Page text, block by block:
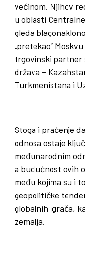
većinom. Njihov
u oblasti
gleda
„pretekao“
trgovinski partner
država –
Turkmenistana i
Stoga i praćenje
odnosa ostaje
međunarodnim
a budućnost ovih
među kojima su i
geopolitičke
globalnih igrača,
zemalja.